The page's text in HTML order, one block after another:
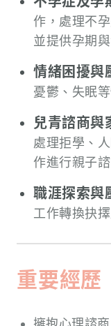
作，處理不
並提供孕期
情緒困擾與
憂鬱、失眠
兒青諮商與
處理拒學、
作進行親子諮
職涯探索與
工作轉換抉
重要經歷